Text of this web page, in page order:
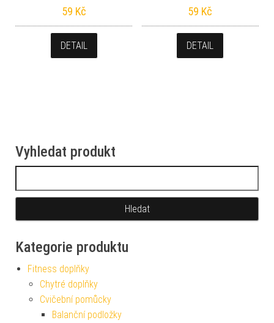
59 Kč
DETAIL
59 Kč
DETAIL
Vyhledat produkt
Kategorie produktu
Fitness doplňky
Chytré doplňky
Cvičební pomůcky
Balanční podložky